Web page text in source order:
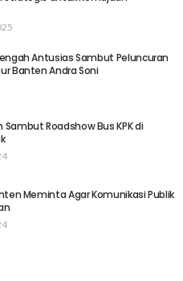
Antusias Sambut Peluncuran
Banten Andra Soni
Roadshow Bus KPK di
Meminta Agar Komunikasi Publik